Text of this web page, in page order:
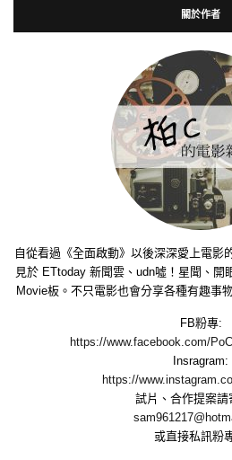
關於作者
自從看過《全面啟動》以後深深愛上電影
見於 ETtoday 新聞雲、udn噓！星聞、開
Movie板。不只電影也會分享各種有趣事
FB粉專:
https://www.facebook.com/
Insragram:
https://
試片、合作提案請
或直接私訊粉